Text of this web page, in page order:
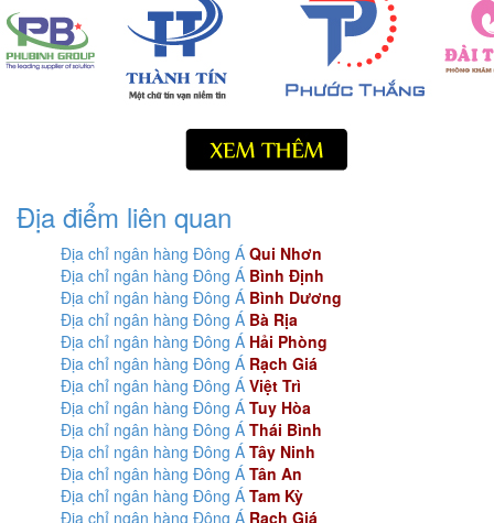
Địa điểm liên quan
Địa chỉ ngân hàng Đông Á Qui Nhơn
Địa chỉ ngân hàng Đông Á Bình Định
Địa chỉ ngân hàng Đông Á Bình Dương
Địa chỉ ngân hàng Đông Á Bà Rịa
Địa chỉ ngân hàng Đông Á Hải Phòng
Địa chỉ ngân hàng Đông Á Rạch Giá
Địa chỉ ngân hàng Đông Á Việt Trì
Địa chỉ ngân hàng Đông Á Tuy Hòa
Địa chỉ ngân hàng Đông Á Thái Bình
Địa chỉ ngân hàng Đông Á Tây Ninh
Địa chỉ ngân hàng Đông Á Tân An
Địa chỉ ngân hàng Đông Á Tam Kỳ
Địa chỉ ngân hàng Đông Á Rạch Giá